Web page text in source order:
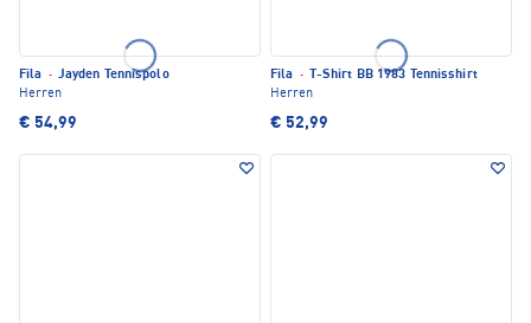
Fila · Jayden Tennispolo
Herren
€ 54,99
Fila ·
T-Shirt BB 1983 Tennisshirt
Herren
€ 52,99